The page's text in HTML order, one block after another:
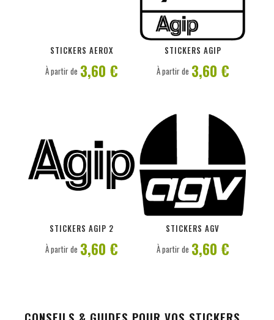
STICKERS AEROX
À partir de 3,60 €
STICKERS AGIP
PERSONNALISER
À partir de 3,60 €
STICKERS AGIP 2
À partir de 3,60 €
STICKERS AGV
PERSONNALISER
À partir de 3,60 €